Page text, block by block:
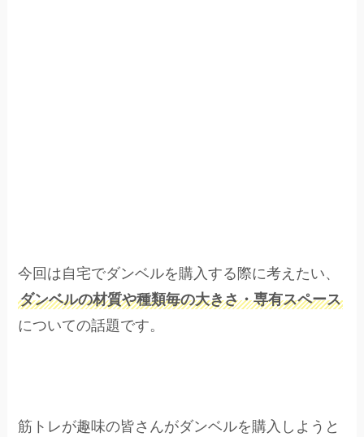
今回は自宅でダンベルを購入する際に考えたい、
ダンベルの材質や種類毎の大きさ・専有スペース
についての話題です。
筋トレが趣味の皆さんがダンベルを購入しようと